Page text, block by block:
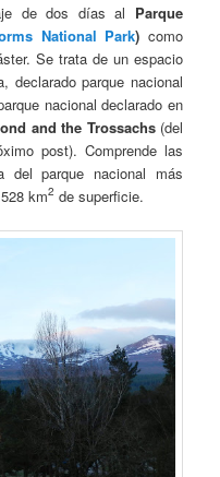
de dos días al Parque
National Park) como
Se trata de un espacio
declarado parque nacional
nacional declarado en
and the Trossachs(del
post). Comprende las
parque nacional más
km2 de superficie.